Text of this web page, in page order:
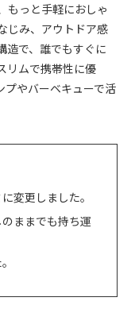
もっと手軽におしゃ
じみ、アウトドア感
造で、誰でもすぐに
リムで携帯性に優
プやバーベキューで活
変更しました。
ままでも持ち運